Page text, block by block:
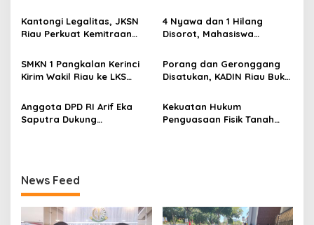
p
o
s
Masih Didalami
Diterima Kejati, GMPR
Desak Usut Dividen Rp331,7
Kantongi Legalitas, JKSN
Riau Perkuat Kemitraan
Ketahanan Bangsa
4 Nyawa dan 1 Hilang
Disorot, Mahasiswa
Pelindo
SMKN 1 Pangkalan Kerinci
Kirim Wakil Riau ke LKS
Porang dan Geronggang
Disatukan, KADIN Riau Buka
Bengkalis
Anggota DPD RI Arif Eka
Saputra Dukung
Kekuatan Hukum
Penguasaan Fisik Tanah
News Feed